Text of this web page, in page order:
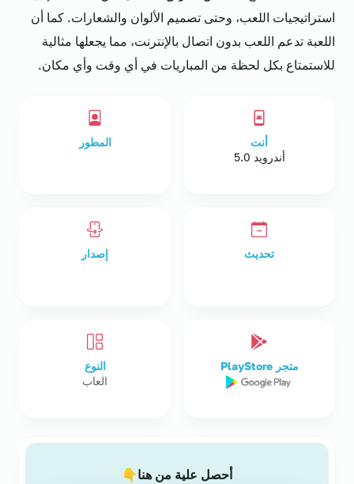
استراتيجيات اللعب، وحتى تصميم الألوان والشعارات. كما أن
اللعبة تدعم اللعب بدون اتصال بالإنترنت، مما يجعلها مثالية
للاستمتاع بكل لحظة من المباريات في أي وقت وأي مكان.
المطور
أنت
أندرويد 5.0
إصدار تحديث
النوع
العاب
متجر PlayStore
أحصل علية من هنا👇